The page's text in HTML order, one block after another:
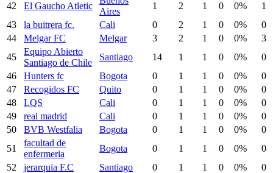
42 El Gaucho Atletic
Aires
1 2 1 0 0%
1
43
la buitrera fc. Cali 0 2 1 0 0%
0
44
Melgar FC Melgar 3 2 1 0 0%
3
45
Equipo Abierto
Santiago de Chile
Santiago 14 1 1 0 0%
0
46
Hunters fc Bogota 0 1 1 0 0%
0
47
Recogidos FC Quito 0 1 1 0 0%
0
48
LQS Cali 0 1 1 0 0%
0
49
real madrid Cali 0 1 1 0 0%
0
50
BVB Westfalia Bogota 0 1 1 0 0%
0
51
facultad de
enfermeria
Bogota 0 1 1 0 0%
0
52
jerarquia F.C Santiago 0 1 1 0 0%
0